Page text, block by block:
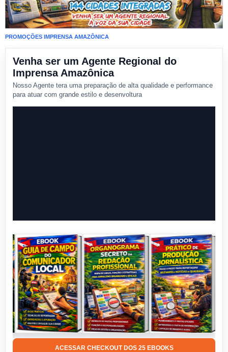
PROMOÇÕES IMPRENSA AMAZÔNICA
Venha ser um Agente Regional do
Imprensa Amazônica
Nosso Agente tera uma preparação de alta qualidade e performance
para atuar com grande estilo e desenvoltura
ACESSAR CHECKOUT DOS 25 EBOOKS